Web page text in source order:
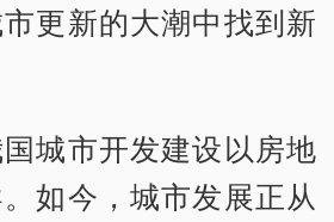
更新的大潮中找到新
市开发建设以房地
如今，城市发展正从